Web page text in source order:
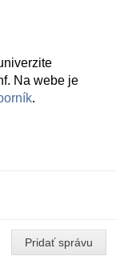
Na webe je
.
Pridať správu